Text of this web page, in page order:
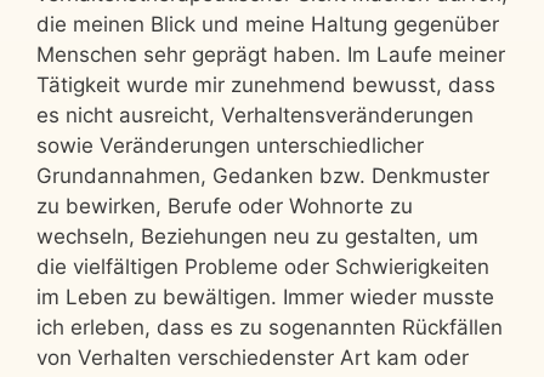
die meinen Blick und meine Haltung gegenüber
Menschen sehr geprägt haben. Im Laufe meiner
Tätigkeit wurde mir zunehmend bewusst, dass
es nicht ausreicht, Verhaltensveränderungen
sowie Veränderungen unterschiedlicher
Grundannahmen, Gedanken bzw. Denkmuster
zu bewirken, Berufe oder Wohnorte zu
wechseln, Beziehungen neu zu gestalten, um
die vielfältigen Probleme oder Schwierigkeiten
im Leben zu bewältigen. Immer wieder musste
ich erleben, dass es zu sogenannten Rückfällen
von Verhalten verschiedenster Art kam oder